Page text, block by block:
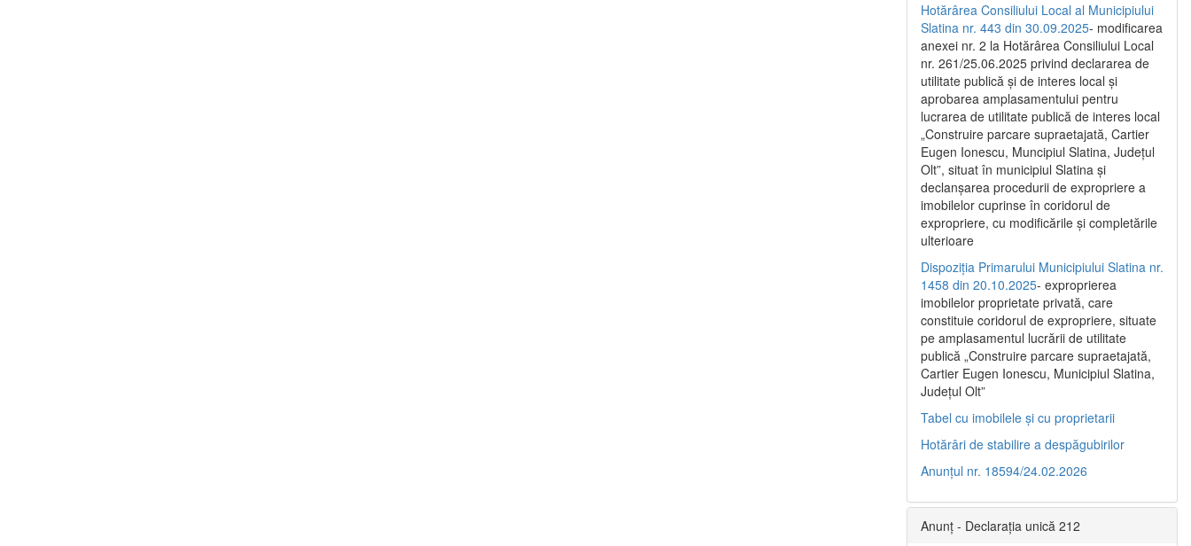
Hotărârea Consiliului Local al Municipiului
Slatina nr. 443 din 30.09.2025- modificarea
anexei nr. 2 la Hotărârea Consiliului Local
nr. 261/25.06.2025 privind declararea de
utilitate publică şi de interes local şi
aprobarea amplasamentului pentru
lucrarea de utilitate publică de interes local
„Construire parcare supraetajată, Cartier
Eugen Ionescu, Muncipiul Slatina, Judeţul
Olt”, situat în municipiul Slatina şi
declanşarea procedurii de expropriere a
imobilelor cuprinse în coridorul de
expropriere, cu modificările şi completările
ulterioare
Dispoziția Primarului Municipiului Slatina nr.
1458 din 20.10.2025- exproprierea
imobilelor proprietate privată, care
constituie coridorul de expropriere, situate
pe amplasamentul lucrării de utilitate
publică „Construire parcare supraetajată,
Cartier Eugen Ionescu, Municipiul Slatina,
Județul Olt”
Tabel cu imobilele și cu proprietarii
Hotărâri de stabilire a despăgubirilor
Anunțul nr. 18594/24.02.2026
Anunț - Declarația unică 212